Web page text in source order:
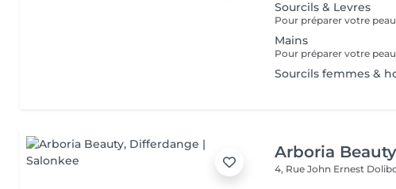
Sourcils & Levres
Mains
Sourcils femmes &
Arboria Beauty
4, Rue John Ernest